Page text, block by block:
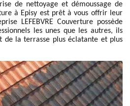
de nettoyage et démoussage de
à Episy est prêt à vous offrir leur
LEFEBVRE Couverture possède
les unes que les autres, ils
la terrasse plus éclatante et plus